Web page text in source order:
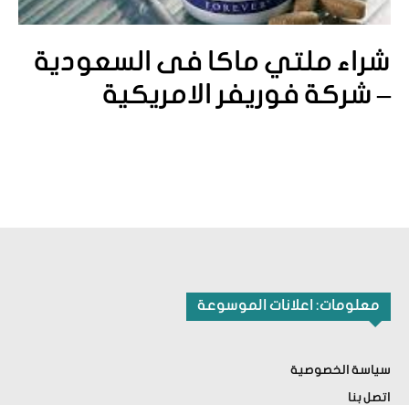
شراء ملتي ماكا فى السعودية
– شركة فوريفر الامريكية
معلومات: اعلانات الموسوعة
سياسة الخصوصية
اتصل بنا